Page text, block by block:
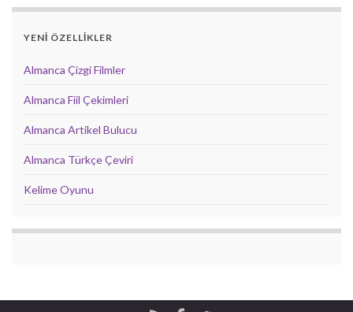
YENİ ÖZELLİKLER
Almanca Çizgi Filmler
Almanca Fiil Çekimleri
Almanca Artikel Bulucu
Almanca Türkçe Çeviri
Kelime Oyunu